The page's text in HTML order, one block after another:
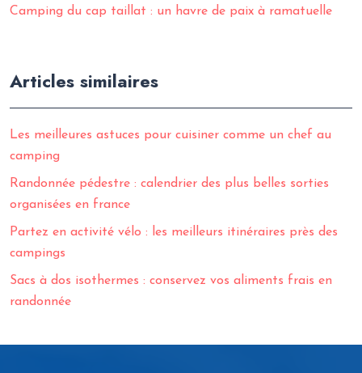
Camping du cap taillat : un havre de paix à ramatuelle
Articles similaires
Les meilleures astuces pour cuisiner comme un chef au
camping
Randonnée pédestre : calendrier des plus belles sorties
organisées en france
Partez en activité vélo : les meilleurs itinéraires près des
campings
Sacs à dos isothermes : conservez vos aliments frais en
randonnée